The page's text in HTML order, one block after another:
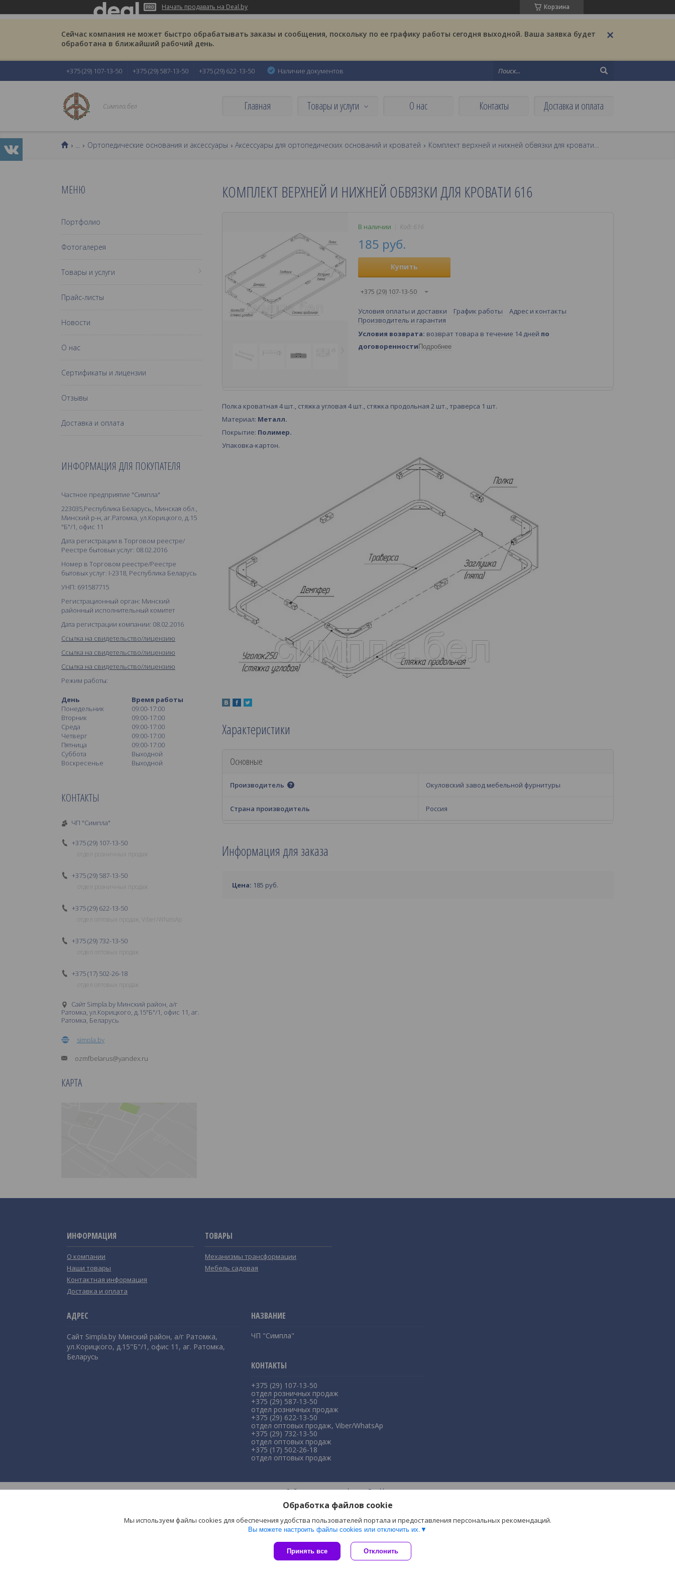
Начать продавать на Deal.by Корзина
Сейчас компания не может быстро обрабатывать заказы и сообщения, поскольку по ее графику работы сегодня выходной. Ваша заявка будет
обработана в ближайший рабочий день.
+375 (29) 107-13-50 +375 (29) 587-13-50 +375 (29) 622-13-50 Наличие документов
Симпла.бел Главная Товары и услуги О нас Контакты Доставка и оплата
... Ортопедические основания и аксессуары Аксессуары для ортопедических оснований и кроватей Комплект верхней и нижней обвязки для кровати 616
КОМПЛЕКТ ВЕРХНЕЙ И НИЖНЕЙ ОБВЯЗКИ ДЛЯ КРОВАТИ 616
В наличии Код: 616
185 руб.
Купить
+375 (29) 107-13-50
Условия оплаты и доставки График работы
Адрес и контакты
Производитель и гарантия
возврат товара в течение 14 дней по
договоренности Подробнее
Полка кроватная 4 шт., стяжка угловая 4 шт., стяжка продольная 2 шт., траверса 1 шт.
Материал: Металл.
Покрытие: Полимер.
Упаковка-картон.
Характеристики
Основные
Производитель Окуловский завод мебельной фурнитуры
Страна производитель Россия
Информация для заказа
Цена: 185 руб.
Портфолио
Фотогалерея
Товары и услуги
Прайс-листы
Новости
О нас
Сертификаты и лицензии
Отзывы
Доставка и оплата
ИНФОРМАЦИЯ ДЛЯ ПОКУПАТЕЛЯ
Частное предприятие "Симпла"
223035,Республика Беларусь, Минская обл.,
Минский р-н, аг.Ратомка, ул.Корицкого, д.15
"Б"/1, офис 11
Дата регистрации в Торговом реестре/
Реестре бытовых услуг: 08.02.2016
Номер в Торговом реестре/Реестре
бытовых услуг: I-2318, Республика Беларусь
УНП: 691587715
Регистрационный орган: Минский
районный исполнительный комитет
Дата регистрации компании: 08.02.2016
Ссылка на свидетельство/лицензию
Ссылка на свидетельство/лицензию
Ссылка на свидетельство/лицензию
Режим работы:
День
Время работы
Понедельник
09:00-17:00
Вторник
09:00-17:00
Среда
09:00-17:00
Четверг
09:00-17:00
Пятница
09:00-17:00
Суббота
Выходной
Воскресенье
Выходной
КОНТАКТЫ
ЧП "Симпла"
+375 (29) 107-13-50
отдел розничных продаж
+375 (29) 587-13-50
отдел розничных продаж
+375 (29) 622-13-50
отдел оптовых продаж, Viber/WhatsAp
+375 (29) 732-13-50
отдел оптовых продаж
+375 (17) 502-26-18
отдел оптовых продаж
Сайт Simpla.by Минский район, а/г
Ратомка, ул.Корицкого, д.15"Б"/1, офис 11, аг.
Ратомка, Беларусь
simpla.by
ozmfbelarus@yandex.ru
КАРТА
ИНФОРМАЦИЯ
О компании
Наши товары
Контактная информация
Доставка и оплата
ТОВАРЫ
Механизмы трансформации
Мебель садовая
Сайт Simpla.by Минский район, а/г Ратомка,
ул.Корицкого, д.15"Б"/1, офис 11, аг. Ратомка,
Беларусь
ЧП "Симпла"
+375 (29) 107-13-50
отдел розничных продаж
+375 (29) 587-13-50
отдел розничных продаж
+375 (29) 622-13-50
отдел оптовых продаж, Viber/WhatsAp
+375 (29) 732-13-50
отдел оптовых продаж
+375 (17) 502-26-18
отдел оптовых продаж
Сайт создан на платформе Deal.by
Политика обработки файлов cookies
Обработка файлов cookie
Мы используем файлы cookies для обеспечения удобства пользователей портала и предоставления персональных рекомендаций.
Вы можете настроить файлы cookies или отключить их.
Принять все Отклонить
ЧП "Симпла" |Пожаловаться на контент
Select Language▼